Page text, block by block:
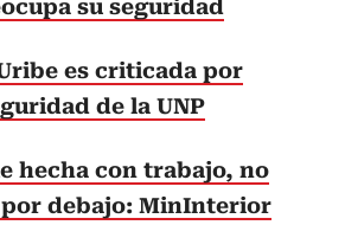
su seguridad
es criticada por
de la UNP
hecha con trabajo, no
debajo: MinInterior